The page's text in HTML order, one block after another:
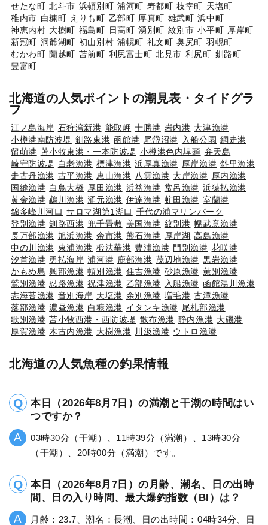
せたな町 北斗市 浜頓別町 浦河町 寿都町 枝幸町 天塩町
稚内市 白糠町 えりも町 乙部町 厚真町 雄武町 浜中町
神恵内村 大樹町 福島町 日高町 湧別町 紋別市 小平町 厚岸町
新冠町 洞爺湖町 初山別村 浦幌町 礼文町 奥尻町 羽幌町
むかわ町 蘭越町 苫前町 利尻富士町 北見市 利尻町 釧路町
豊富町
北海道の人気ポイントの潮見表・タイドグラ
フ
江ノ島海岸 石狩湾新港 能取岬 十勝港 岩内港 大津漁港
小樽港南防波堤 釧路東港 函館港 尾岱沼港 入船公園 網走港
留萌港 苫小牧東港・一本防波堤 小樽港色内埠頭 弁天島
崎守防波堤 白老漁港 標津漁港 浜厚真漁港 厚岸漁港 斜里漁港
走古丹漁港 古平漁港 恵山漁港 八雲漁港 大岸漁港 厚内漁港
国縫漁港 白鳥大橋 厚田漁港 浜益漁港 常呂漁港 浜猿払漁港
黄金漁港 鵡川漁港 涌元漁港 伊達漁港 虻田漁港 室蘭港
錦多峰川河口 サロマ湖第1湖口 千代の浦マリンパーク
登別漁港 釧路西港 兜千畳敷 美国漁港 紋別港 幌武意漁港
長万部漁港 旭浜漁港 余市港 熊石漁港 厚岸湖 高島漁港
中の川漁港 東浦漁港 椴法華港 豊浦漁港 門別漁港 花咲港
汐首漁港 勇払海岸 浦河港 鹿部漁港 茂辺地漁港 黒岩漁港
かもめ島 興部漁港 頓別漁港 住吉漁港 砂原漁港 薫別漁港
鷲別漁港 忍路漁港 祝津漁港 乙部漁港 入船漁港 函館湯川漁港
志海苔漁港 音別海岸 天塩港 余別漁港 増毛港 古潭漁港
落部漁港 濃昼漁港 白糠漁港 イタンキ漁港 尾札部漁港
歌別漁港 苫小牧西港・西防波堤 散布漁港 静内漁港 大磯港
厚賀漁港 木古内漁港 大樹漁港 川汲漁港 ウトロ漁港
北海道の人気魚種の釣果情報
本日（2026年8月7日）の満潮と干潮の時間はい
つですか？
03時30分（干潮）、11時39分（満潮）、13時30分
（干潮）、20時00分（満潮）です。
本日（2026年8月7日）の月齢、潮名、日の出時
間、日の入り時間、最大爆釣指数（BI）は？
月齢：23.7、潮名：長潮、日の出時間：04時34分、日